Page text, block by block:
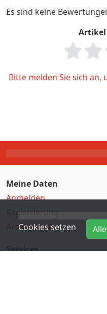
Es sind keine
Bitte melden Sie sich
Meine Daten
Anmelden
Registrierung
Artikelvergleich
Services
Cookies setzen